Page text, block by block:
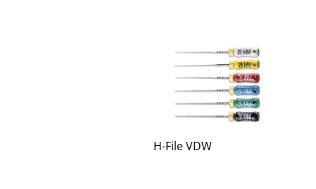
H-File VDW